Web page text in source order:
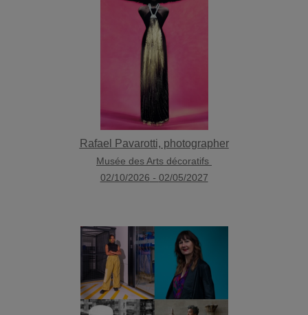
Rafael Pavarotti, photographer
Musée des Arts décoratifs
02/10/2026 - 02/05/2027